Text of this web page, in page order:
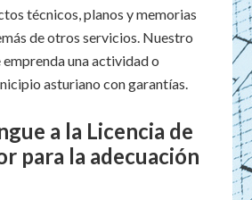
técnicos, planos y memorias
de otros servicios. Nuestro
una actividad o
asturiano con garantías.
a la Licencia de
para la adecuación